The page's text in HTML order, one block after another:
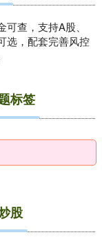
+0.17%
查，支持A股、
选，配套完善风控
标签
股